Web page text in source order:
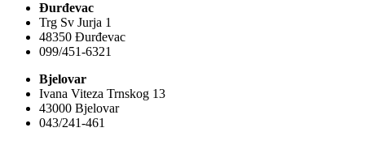
Đurđevac
Trg Sv Jurja 1
48350 Đurđevac
099/451-6321
Bjelovar
Ivana Viteza Trnskog 13
43000 Bjelovar
043/241-461